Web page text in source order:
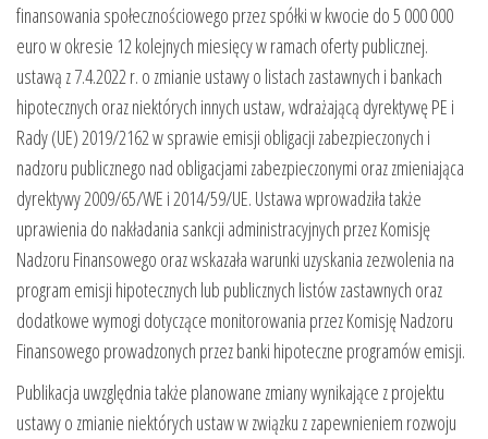
finansowania społecznościowego przez spółki w kwocie do 5 000 000
euro w okresie 12 kolejnych miesięcy w ramach oferty publicznej.
ustawą z 7.4.2022 r. o zmianie ustawy o listach zastawnych i bankach
hipotecznych oraz niektórych innych ustaw, wdrażającą dyrektywę PE i
Rady (UE) 2019/2162 w sprawie emisji obligacji zabezpieczonych i
nadzoru publicznego nad obligacjami zabezpieczonymi oraz zmieniająca
dyrektywy 2009/65/WE i 2014/59/UE. Ustawa wprowadziła także
uprawienia do nakładania sankcji administracyjnych przez Komisję
Nadzoru Finansowego oraz wskazała warunki uzyskania zezwolenia na
program emisji hipotecznych lub publicznych listów zastawnych oraz
dodatkowe wymogi dotyczące monitorowania przez Komisję Nadzoru
Finansowego prowadzonych przez banki hipoteczne programów emisji.
Publikacja uwzględnia także planowane zmiany wynikające z projektu
ustawy o zmianie niektórych ustaw w związku z zapewnieniem rozwoju